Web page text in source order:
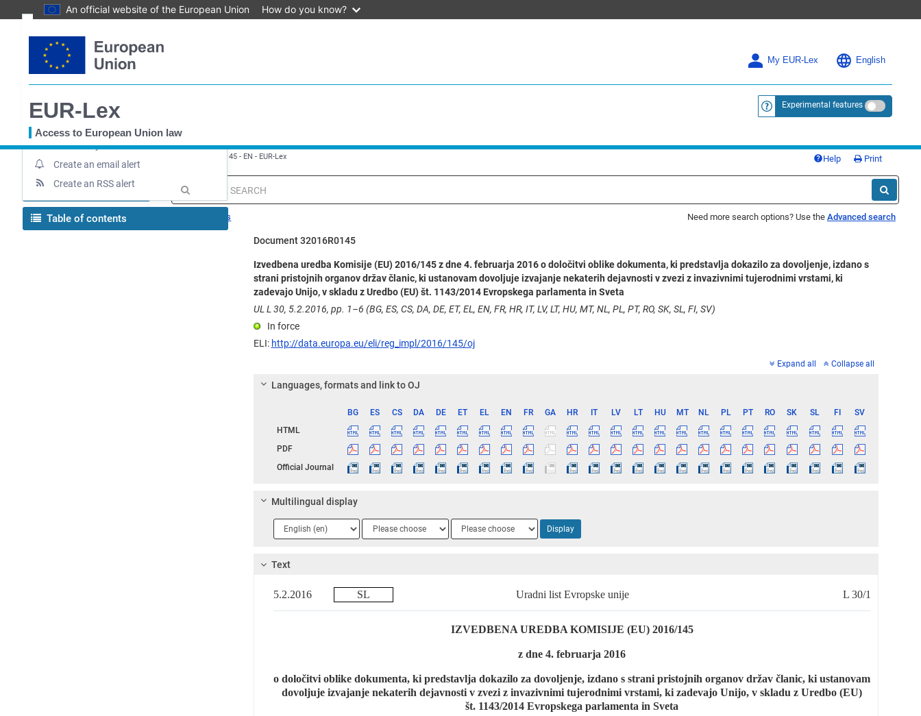
An official website of the European Union How do you know?
to
content
My EUR-Lex English
EUR-Lex
Access to European Union law
<a href="https://eur-lex.europa.eu/
Experimental features
are
Izvedbena uredba - 2016/145 - EN - EUR-Lex Help Print
MENU
search
Search tips Need more search options? Use the Advanced search
Document 32016R0145
Document information
Up-to-date link
Permanent link
Save to My items
Create an email alert
Create an RSS alert
Table of contents
Izvedbena uredba Komisije (EU) 2016/145 z dne 4. februarja 2016 o določitvi oblike dokumenta, ki predstavlja dokazilo za dovoljenje, izdano s
strani pristojnih organov držav članic, ki ustanovam dovoljuje izvajanje nekaterih dejavnosti v zvezi z invazivnimi tujerodnimi vrstami, ki
zadevajo Unijo, v skladu z Uredbo (EU) št. 1143/2014 Evropskega parlamenta in Sveta
UL L 30, 5.2.2016, pp. 1–6 (BG, ES, CS, DA, DE, ET, EL, EN, FR, HR, IT, LV, LT, HU, MT, NL, PL, PT, RO, SK, SL, FI, SV)
In force
ELI: http://data.europa.eu/eli/reg_impl/2016/145/oj
Expand all Collapse all
Languages, formats and link to OJ
BG ES CS DA DE ET EL EN FR GA HR IT LV LT HU MT NL PL PT RO SK SL FI
SV
HTML
PDF
Official Journal
Multilingual display
Language
1
Language
2
Language
3
Display
Text
5.2.2016 SL Uradni list Evropske unije L 30/1
IZVEDBENA UREDBA KOMISIJE (EU) 2016/145
z dne 4. februarja 2016
o določitvi oblike dokumenta, ki predstavlja dokazilo za dovoljenje, izdano s strani pristojnih organov držav članic, ki ustanovam
dovoljuje izvajanje nekaterih dejavnosti v zvezi z invazivnimi tujerodnimi vrstami, ki zadevajo Unijo, v skladu z Uredbo (EU)
št. 1143/2014 Evropskega parlamenta in Sveta